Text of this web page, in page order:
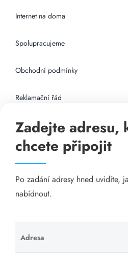
Internet na doma
Spolupracujeme
Obchodní podmínky
Reklamační řád
Připojení k internetu
Odkazy
Katalog A-seznam.cz
Visací zámky - TOKOZ
Zadejte adresu,
chcete připojit
Po zadání adresy hned uvidíte,
nabídnout.
Adresa
Ponechte
toto pole